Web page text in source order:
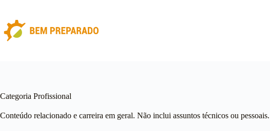
conteúdo
Categoria Profissional
Conteúdo relacionado e carreira em geral. Não inclui assuntos técnicos ou pessoais.